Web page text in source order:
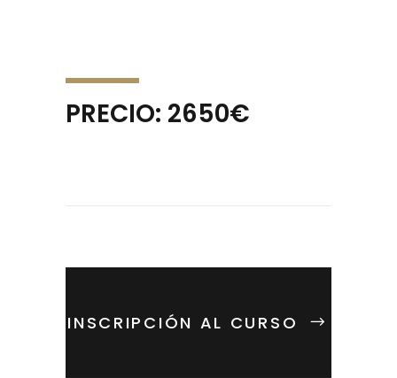
PRECIO: 2650€
INSCRIPCIÓN AL CURSO